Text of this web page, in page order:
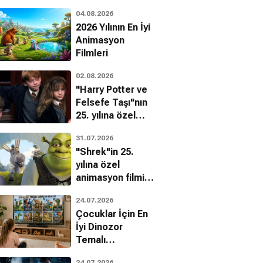
Milchan Guy Pearce
04.08.2026
2026 Yılının En İyi
Animasyon
Filmleri
02.08.2026
"Harry Potter ve
Felsefe Taşı"nın
25. yılına özel
bilinmeyenleri!
31.07.2026
"Shrek"in 25.
yılına özel
animasyon filmin
24.07.2026
Çocuklar İçin En
İyi Dinozor
Temalı